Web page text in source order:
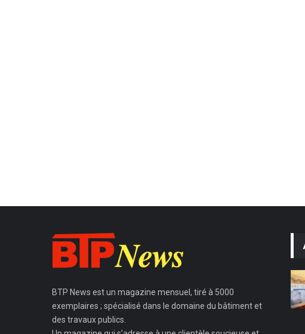
BTP News est un magazine mensuel, tiré à 5000
exemplaires ; spécialisé dans le domaine du bâtiment et
des travaux publics.